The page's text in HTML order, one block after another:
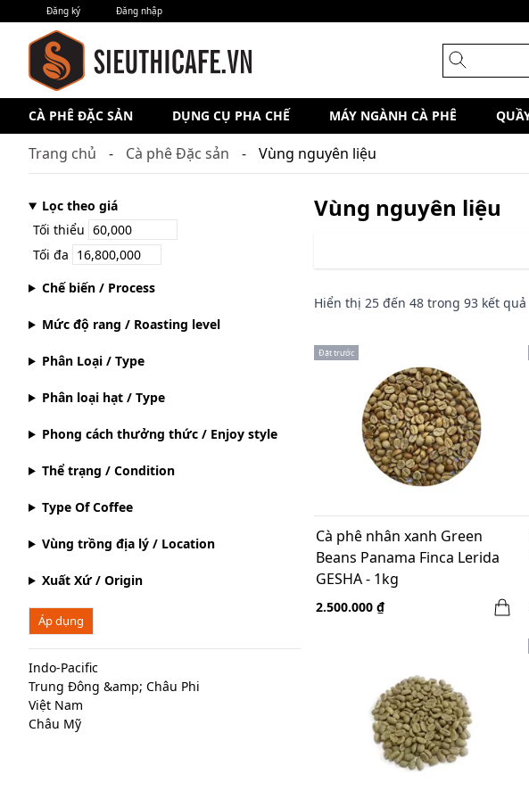
Đăng ký Đăng nhập
CÀ PHÊ ĐẶC SẢN DỤNG CỤ PHA CHẾ MÁY NGÀNH CÀ PHÊ
Trang chủ Cà phê Đặc sản Vùng nguyên liệu
Lọc theo giá
Tối thiểu
Tối đa
Chế biến / Process
Mức độ rang / Roasting level
Phân Loại / Type
Phân loại hạt / Type
Phong cách thưởng thức / Enjoy style
Thể trạng / Condition
Type Of Coffee
Vùng trồng địa lý / Location
Xuất Xứ / Origin
Áp dụng
Indo-Pacific
Trung Đông &amp; Châu Phi
Việt Nam
Châu Mỹ
Vùng nguyên liệu
Hiển thị 25 đến 48 trong 93 kết quả
Đặt trước
Cà phê nhân xanh Green
Beans Panama Finca Lerida
GESHA - 1kg
2.500.000 ₫